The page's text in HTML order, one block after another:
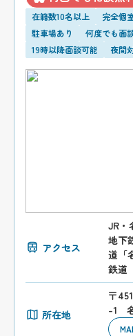
在籍数10名以上 完全個
駐車場あり
何度でも面
19時以降面談可能
夜間
アクセス
JR・
地下
道「
鉄道
所在地
〒
-1